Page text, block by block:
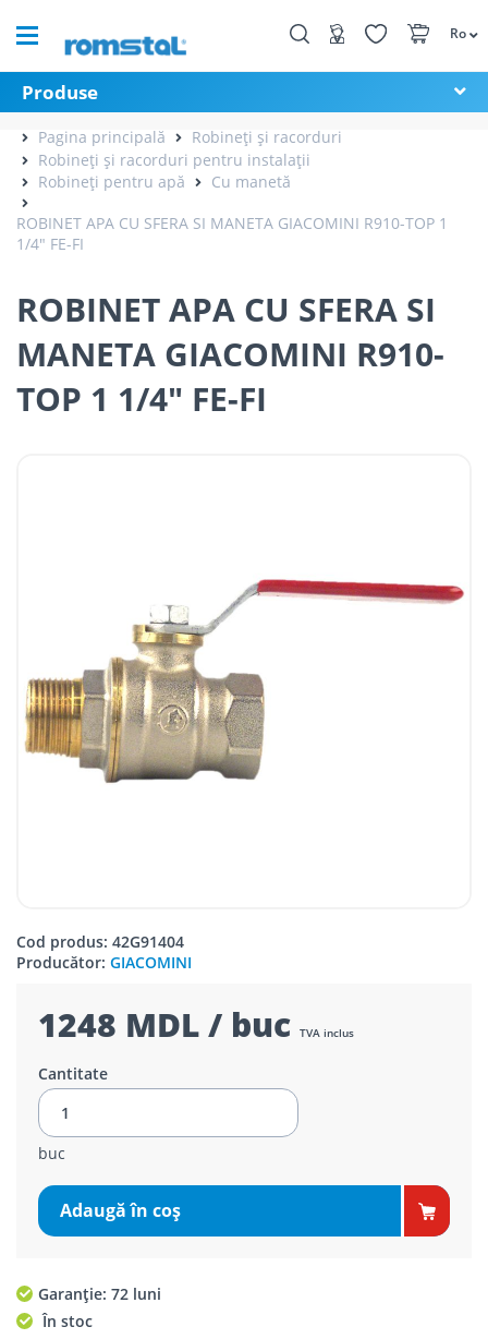
Ro
Produse
Pagina principală
Robineți și racorduri
Robineți și racorduri pentru instalații
Robineți pentru apă
Cu manetă
ROBINET APA CU SFERA SI MANETA GIACOMINI R910-TOP 1
1/4" FE-FI
ROBINET APA CU SFERA SI
MANETA GIACOMINI R910-
TOP 1 1/4" FE-FI
Cod produs: 42G91404
Producător: GIACOMINI
1248 MDL / buc TVA inclus
Cantitate
buc
Adaugă în coş
Garanție: 72 luni
În stoc